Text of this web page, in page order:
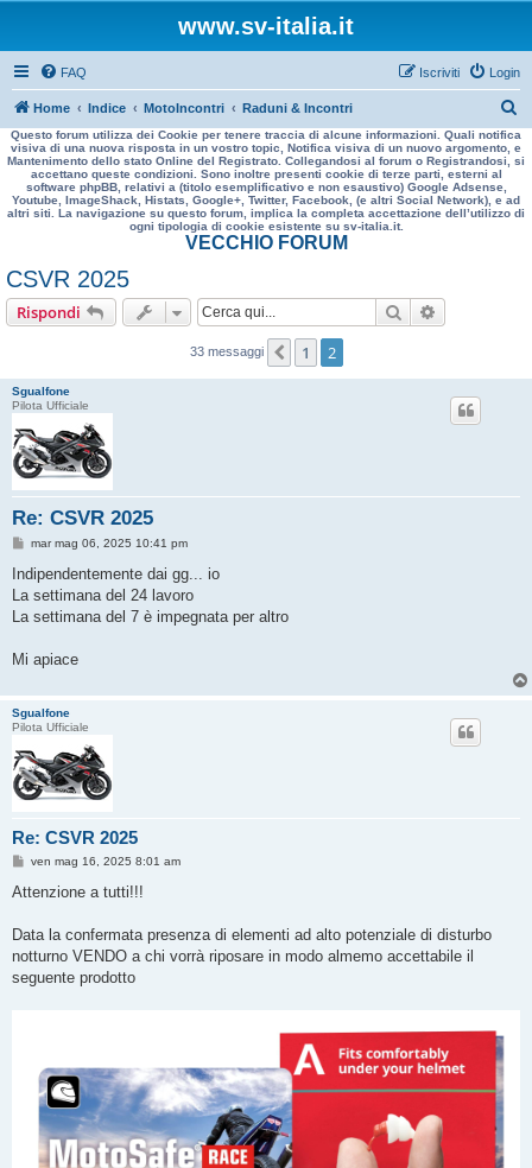
www.sv-italia.it
FAQ Login
Iscriviti
Home Indice MotoIncontri Raduni & Incontri
e
r
a
Questo forum utilizza dei Cookie per tenere traccia di alcune informazioni. Quali notifica
visiva di una nuova risposta in un vostro topic, Notifica visiva di un nuovo argomento, e
Mantenimento dello stato Online del Registrato. Collegandosi al forum o Registrandosi, si
accettano queste condizioni. Sono inoltre presenti cookie di terze parti, esterni al
software phpBB, relativi a (titolo esemplificativo e non esaustivo) Google Adsense,
Youtube, ImageShack, Histats, Google+, Twitter, Facebook, (e altri Social Network), e ad
altri siti. La navigazione su questo forum, implica la completa accettazione dell’utilizzo di
ogni tipologia di cookie esistente su sv-italia.it.
VECCHIO FORUM
CSVR 2025
Rispondi Cerca
33 messaggi Precedente
1 2
Sgualfone
Pilota Ufficiale
Re: CSVR 2025
M
s
a
g
o
mar mag 06, 2025 10:41 pm
Indipendentemente dai gg... io
La settimana del 24 lavoro
La settimana del 7 è impegnata per altro
Mi apiace
Sgualfone
Pilota Ufficiale
Re: CSVR 2025
M
s
g
i
o
ven mag 16, 2025 8:01 am
Attenzione a tutti!!!
Data la confermata presenza di elementi ad alto potenziale di disturbo
notturno VENDO a chi vorrà riposare in modo almemo accettabile il
seguente prodotto